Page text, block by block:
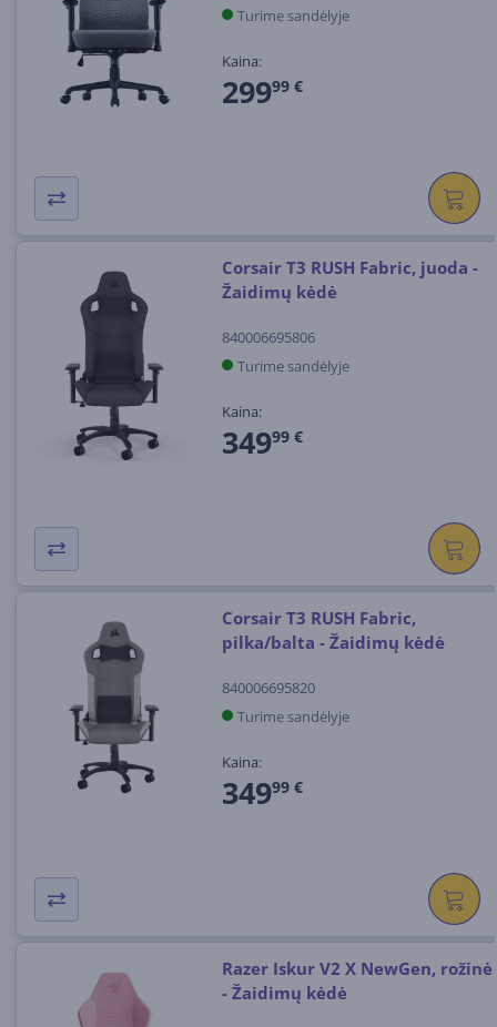
Turime sandėlyje
Kaina:
29999 €
Corsair T3 RUSH Fabric, juoda -
Žaidimų kėdė
840006695806
Turime sandėlyje
Kaina:
34999 €
Corsair T3 RUSH Fabric,
pilka/balta - Žaidimų kėdė
840006695820
Turime sandėlyje
Kaina:
34999 €
Razer Iskur V2 X NewGen, rožinė
- Žaidimų kėdė